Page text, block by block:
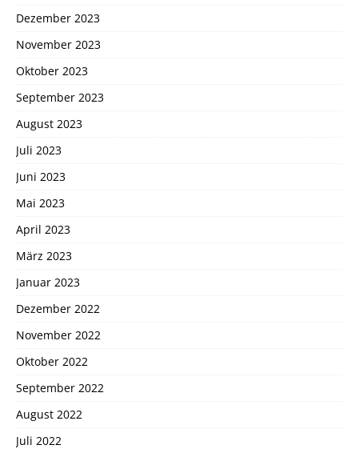
Dezember 2023
November 2023
Oktober 2023
September 2023
August 2023
Juli 2023
Juni 2023
Mai 2023
April 2023
März 2023
Januar 2023
Dezember 2022
November 2022
Oktober 2022
September 2022
August 2022
Juli 2022